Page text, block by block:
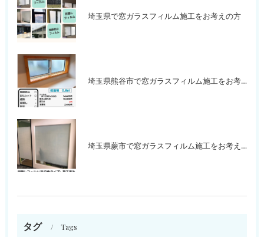
埼玉県で窓ガラスフィルム施工をお考えの方
埼玉県熊谷市で窓ガラスフィルム施工をお考えの方
埼玉県蕨市で窓ガラスフィルム施工をお考えの方
タグ Tags